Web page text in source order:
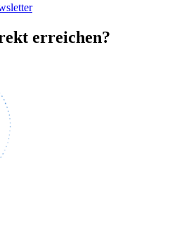
erreichen?